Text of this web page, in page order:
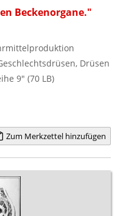
Beckenorgane."
Drüsen
9" (70 LB)
Zum Merkzettel hinzufügen